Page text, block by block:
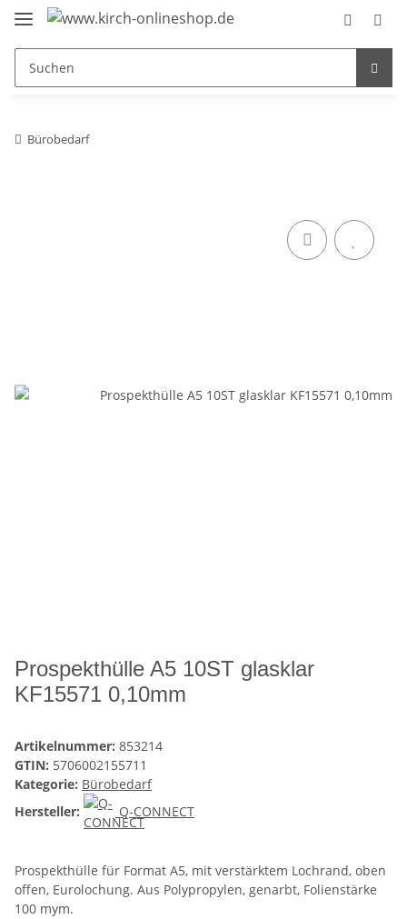
Bürobedarf
Prospekthülle A5 10ST glasklar
KF15571 0,10mm
Artikelnummer: 853214
GTIN: 5706002155711
Kategorie: Bürobedarf
Hersteller:
Q-CONNECT
Prospekthülle für Format A5, mit verstärktem Lochrand, oben
offen, Eurolochung. Aus Polypropylen, genarbt, Folienstärke
100 mym.